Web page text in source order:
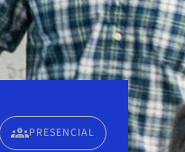
groupsPRESENCIAL